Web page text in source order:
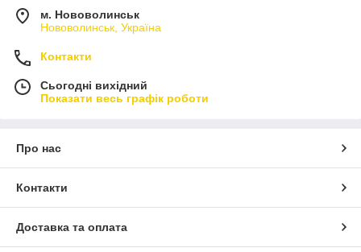
м. Нововолинськ
Нововолинськ, Україна
Контакти
Сьогодні вихідний
Показати весь графік роботи
Про нас
Контакти
Доставка та оплата